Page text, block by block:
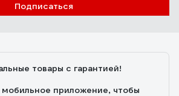
Подписаться
товары с гарантией!
мобильное приложение, чтобы